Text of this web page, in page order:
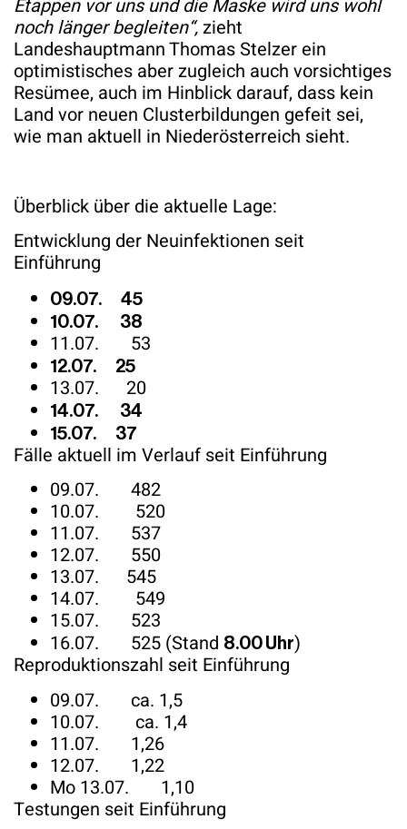
Etappen vor uns und die Maske wird uns wohl
noch länger begleiten“,zieht
Landeshauptmann Thomas Stelzer ein
optimistisches aber zugleich auch vorsichtiges
Resümee, auch im Hinblick darauf, dass kein
Land vor neuen Clusterbildungen gefeit sei,
wie man aktuell in Niederösterreich sieht.
Überblick über die aktuelle Lage:
Entwicklung der Neuinfektionen seit
Einführung
09.07. 45
10.07. 38
11.07. 53
12.07. 25
13.07. 20
14.07. 34
15.07. 37
Fälle aktuell im Verlauf seit Einführung
09.07. 482
10.07. 520
11.07. 537
12.07. 550
13.07. 545
14.07. 549
15.07. 523
16.07. 525 (Stand 8.00 Uhr)
Reproduktionszahl seit Einführung
09.07. ca. 1,5
10.07. ca. 1,4
11.07. 1,26
12.07. 1,22
Mo 13.07. 1,10
Testungen seit Einführung